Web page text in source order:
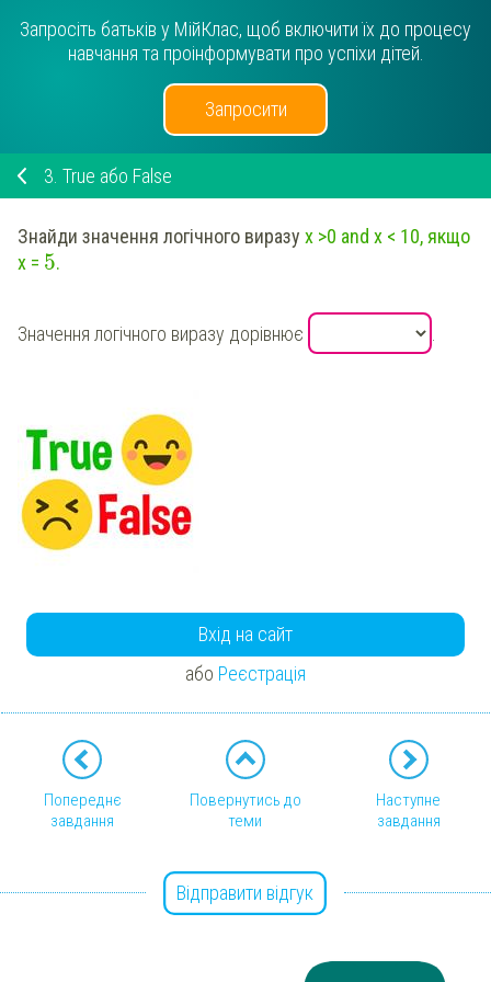
Запросіть батьків у МійКлас, щоб включити їх до процесу
навчання та проінформувати про успіхи дітей.
Запросити
3. True або False
Знайди значення логічного виразу х >0 and х < 10, якщо
х = 5.
Значення логічного виразу дорівнює
Вхід на сайт
або Реєстрація
Попереднє
завдання
Повернутись до
теми
Наступне
завдання
Відправити відгук